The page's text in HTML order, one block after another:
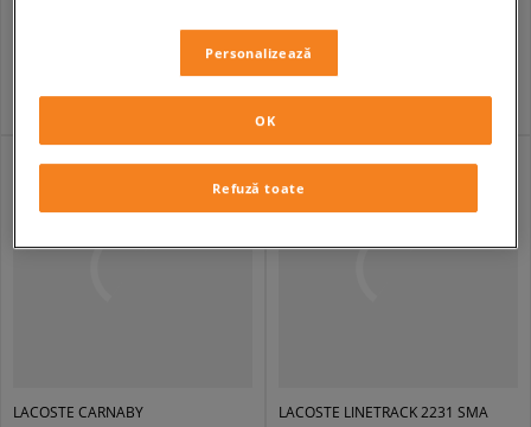
- cel mai mic preț
739,99 RON
749,99 RON
LACOSTE CARNABY
LACOSTE LINETRACK 2231 SMA
Personalizează
Refuză toate
OK